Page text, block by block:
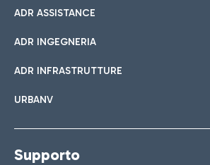
ADR ASSISTANCE
ADR INGEGNERIA
ADR INFRASTRUTTURE
URBANV
Supporto